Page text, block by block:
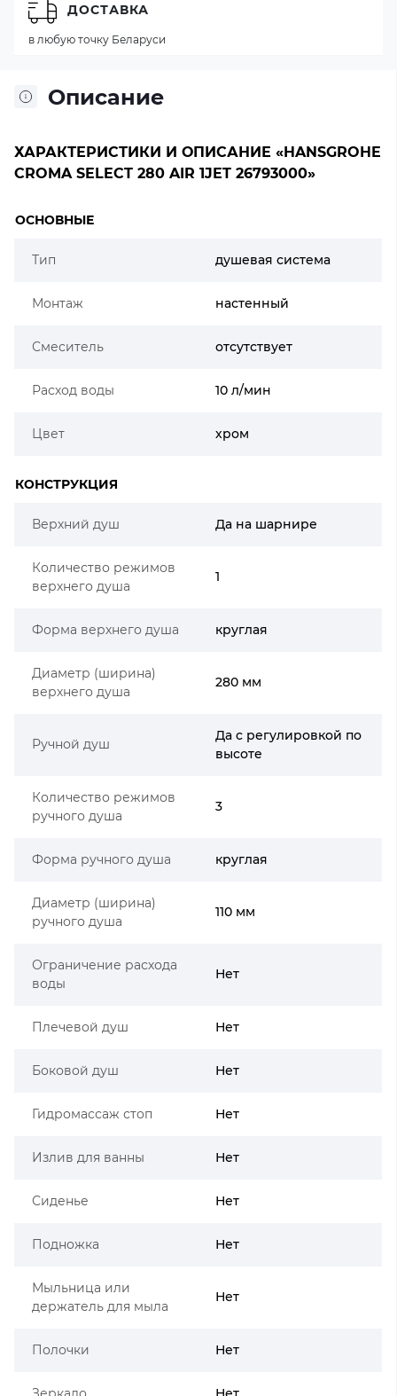
Описание
ХАРАКТЕРИСТИКИ И ОПИСАНИЕ «HANSGROHE
CROMA SELECT 280 AIR 1JET 26793000»
ОСНОВНЫЕ
Тип душевая система
Монтаж настенный
Смеситель отсутствует
Расход воды 10 л/мин
Цвет хром
КОНСТРУКЦИЯ
Верхний душ Да на шарнире
Количество режимов
верхнего душа
1
Форма верхнего душа круглая
Диаметр (ширина)
верхнего душа
280 мм
Ручной душ
Да c регулировкой по
высоте
Количество режимов
ручного душа
3
Форма ручного душа круглая
Диаметр (ширина)
ручного душа
110 мм
Ограничение расхода
воды
Нет
Плечевой душ Нет
Боковой душ Нет
Гидромассаж стоп Нет
Излив для ванны Нет
Сиденье Нет
Подножка Нет
Мыльница или
держатель для мыла
Нет
Полочки Нет
ДОСТАВКА
в любую точку Беларуси